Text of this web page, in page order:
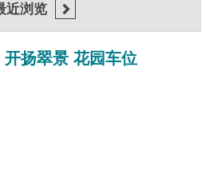
扬翠景 花园车位
近浏览